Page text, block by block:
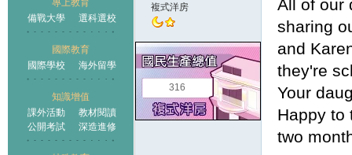
專上教育
備戰大學
選科選校
國際教育
國際學校
海外留學
知識增值
課外活動
教材閱讀
公開考試
深造進修
複式洋房
316
All of our
sharing
and
they're
Your
Happy to
two